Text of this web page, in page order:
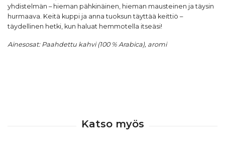
yhdistelmän – hieman pähkinäinen, hieman mausteinen ja täysin
hurmaava. Keitä kuppi ja anna tuoksun täyttää keittiö –
täydellinen hetki, kun haluat hemmotella itseäsi!
Ainesosat: Paahdettu kahvi (100 % Arabica), aromi